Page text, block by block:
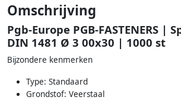
Omschrijving
Pgb-Europe PGB-FASTENERS |
DIN 1481 Ø 3 00x30 | 1000 st
Bijzondere kenmerken
Type: Standaard
Grondstof: Veerstaal